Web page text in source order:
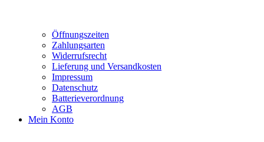
Öffnungszeiten
Zahlungsarten
Widerrufsrecht
Lieferung und Versandkosten
Impressum
Datenschutz
Batterieverordnung
AGB
Mein Konto